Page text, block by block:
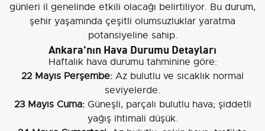
günleri il genelinde etkili olacağı belirtiliyor. Bu durum,
şehir yaşamında çeşitli olumsuzluklar yaratma
potansiyeline sahip.
Ankara'nın Hava Durumu Detayları
Haftalık hava durumu tahminine göre:
22 Mayıs Perşembe: Az bulutlu ve sıcaklık normal
seviyelerde.
23 Mayıs Cuma:Güneşli, parçalı bulutlu hava; şiddetli
yağış ihtimali düşük.